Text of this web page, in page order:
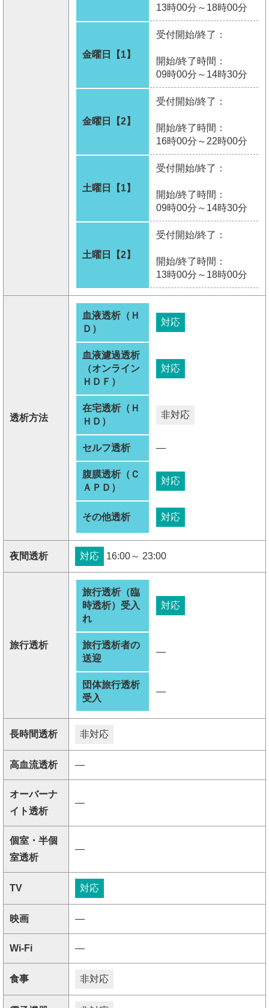
13時00分～18時00分
金曜日【1】
受付開始/終了：
開始/終了時間：
09時00分～14時30分
金曜日【2】
受付開始/終了：
開始/終了時間：
16時00分～22時00分
土曜日【1】
受付開始/終了：
開始/終了時間：
09時00分～14時30分
土曜日【2】
受付開始/終了：
開始/終了時間：
13時00分～18時00分
透析方法
血液透析（Ｈ
Ｄ）
対応
血液濾過透析
（オンライン
ＨＤＦ）
対応
在宅透析（Ｈ
ＨＤ）
非対応
セルフ透析 ―
腹膜透析（Ｃ
ＡＰＤ）
対応
その他透析 対応
夜間透析 対応 16:00～ 23:00
旅行透析
旅行透析（臨
時透析）受入
れ
対応
旅行透析者の
送迎
―
団体旅行透析
受入
―
長時間透析 非対応
高血流透析 ―
オーバーナ
イト透析
―
個室・半個
室透析
―
TV 対応
映画 ―
Wi-Fi ―
食事 非対応